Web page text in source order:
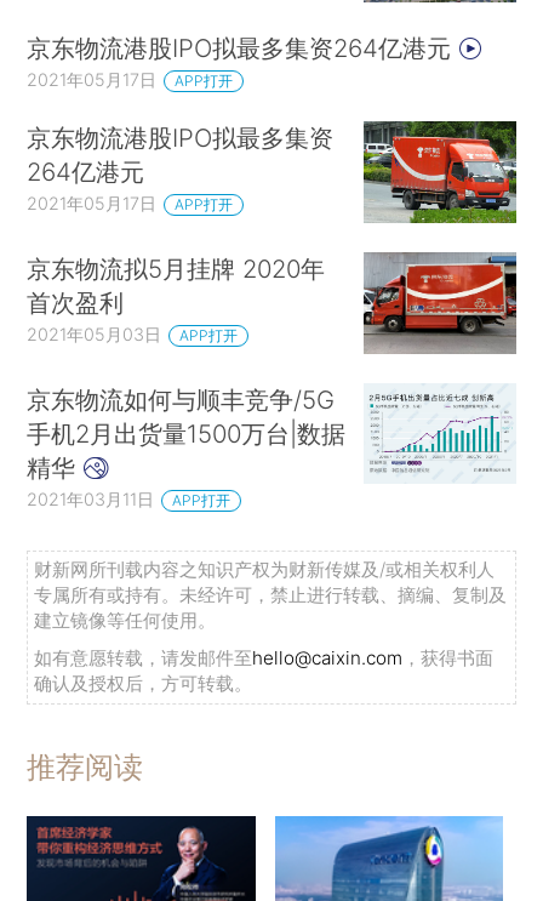
京东物流港股IPO拟最多集资264亿港元
2021年05月17日 APP打开
京东物流港股IPO拟最多集资
264亿港元
2021年05月17日 APP打开
京东物流拟5月挂牌 2020年
首次盈利
2021年05月03日 APP打开
京东物流如何与顺丰竞争/5G
手机2月出货量1500万台|数据
精华
2021年03月11日 APP打开
财新网所刊载内容之知识产权为财新传媒及/或相关权利人
专属所有或持有。未经许可，禁止进行转载、摘编、复制及
建立镜像等任何使用。
如有意愿转载，请发邮件至hello@caixin.com ，获得书面
确认及授权后，方可转载。
推荐阅读